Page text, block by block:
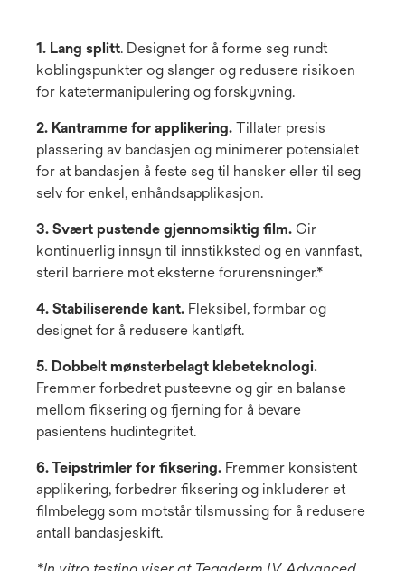
1. Lang splitt. Designet for å forme seg rundt
koblingspunkter og slanger og redusere risikoen
for katetermanipulering og forskyvning.
2. Kantramme for applikering. Tillater presis
plassering av bandasjen og minimerer potensialet
for at bandasjen å feste seg til hansker eller til seg
selv for enkel, enhåndsapplikasjon.
3. Svært pustende gjennomsiktig film. Gir
kontinuerlig innsyn til innstikksted og en vannfast,
steril barriere mot eksterne forurensninger.*
4. Stabiliserende kant. Fleksibel, formbar og
designet for å redusere kantløft.
5. Dobbelt mønsterbelagt klebeteknologi.
Fremmer forbedret pusteevne og gir en balanse
mellom fiksering og fjerning for å bevare
pasientens hudintegritet.
6. Teipstrimler for fiksering. Fremmer konsistent
applikering, forbedrer fiksering og inkluderer et
filmbelegg som motstår tilsmussing for å redusere
antall bandasjeskift.